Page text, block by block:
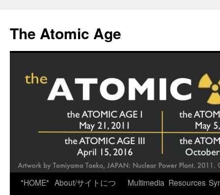
content
The Atomic Age
*HOME* About/サイトにつ
Multimedia Resources